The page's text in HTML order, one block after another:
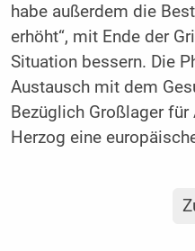
habe außerdem die
erhöht“, mit Ende der
Situation bessern. Die
Austausch mit dem
Bezüglich Großlager
Herzog eine